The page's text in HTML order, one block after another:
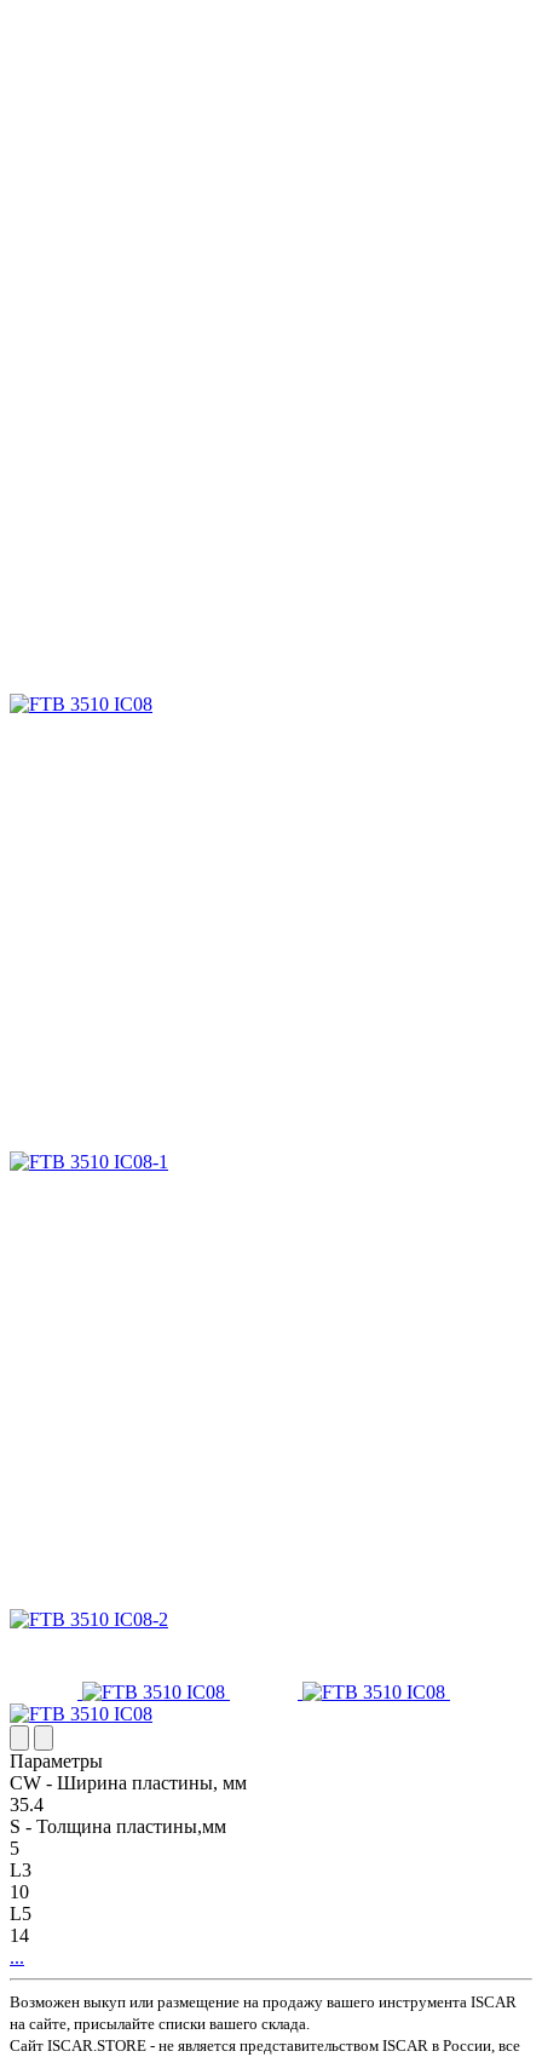
Параметры
CW - Ширина пластины, мм
35.4
S - Толщина пластины,мм
5
L3
10
L5
14
...
Возможен выкуп или размещение на продажу вашего инструмента ISCAR
на сайте, присылайте списки вашего склада.
Сайт ISCAR.STORE - не является представительством ISCAR в России, все